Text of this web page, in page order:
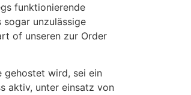
funktionierende
unzulässige
of unseren zur Order
gehostet wird, sei ein
aktiv, unter einsatz von